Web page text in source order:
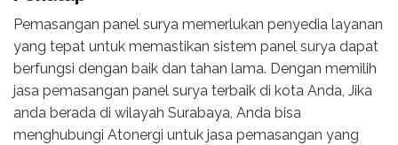
Pemasangan panel surya memerlukan penyedia layanan
yang tepat untuk memastikan sistem panel surya dapat
berfungsi dengan baik dan tahan lama. Dengan memilih
jasa pemasangan panel surya terbaik di kota Anda, Jika
anda berada di wilayah Surabaya, Anda bisa
menghubungi Atonergi untuk jasa pemasangan yang